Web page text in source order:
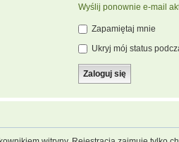
Wyślij ponownie e-mail
Zapamiętaj mnie
Ukryj mój status